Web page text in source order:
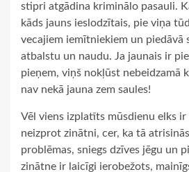
stipri atgādina kriminālo pasauli.
kāds jauns ieslodzītais, pie viņa
vecajiem iemītniekiem un piedāvā
atbalstu un naudu. Ja jaunais ir
pieņem, viņš nokļūst nebeidzamā
nav nekā jauna zem saules!
Vēl viens izplatīts mūsdienu elks
neizprot zinātni, cer, ka tā
problēmas, sniegs dzīves jēgu un
zinātne ir laicīgi ierobežots,